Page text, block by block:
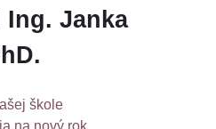
Janka
škole
na nový rok